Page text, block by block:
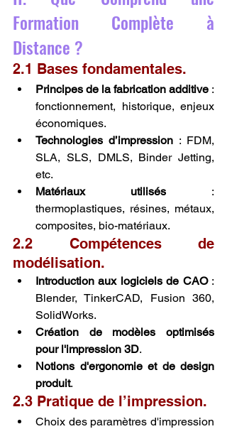
Formation Complète à
Distance ?
2.1 Bases fondamentales.
Principes de la fabrication additive :
fonctionnement, historique, enjeux
économiques.
Technologies d’impression : FDM,
SLA, SLS, DMLS, Binder Jetting,
etc.
Matériaux utilisés :
thermoplastiques, résines, métaux,
composites, bio-matériaux.
2.2 Compétences de
modélisation.
Introduction aux logiciels de CAO :
Blender, TinkerCAD, Fusion 360,
SolidWorks.
Création de modèles optimisés
pour l'impression 3D.
Notions d'ergonomie et de design
produit.
2.3 Pratique de l’impression.
Choix des paramètres d'impression